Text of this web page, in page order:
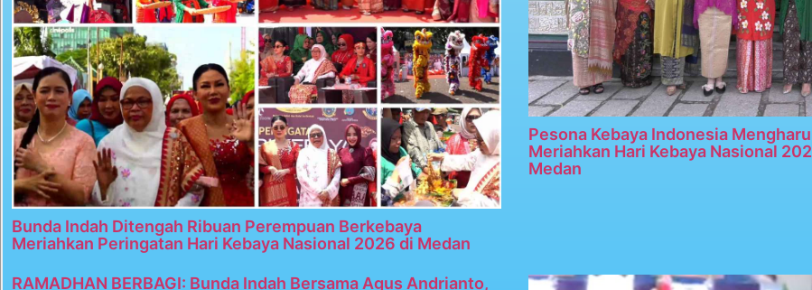
Bunda Indah Ditengah Ribuan Perempuan Berkebaya
Meriahkan Peringatan Hari Kebaya Nasional 2026 di Medan
Pesona Kebaya Indonesia
Meriahkan Hari Kebaya Nasional
Medan
RAMADHAN BERBAGI: Bunda Indah Bersama Agus Andrianto,